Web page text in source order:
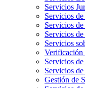
Servicios
Servicios
Servicios
Servicios
Servicios
Verificación
Servicios
Servicios
Gestión de